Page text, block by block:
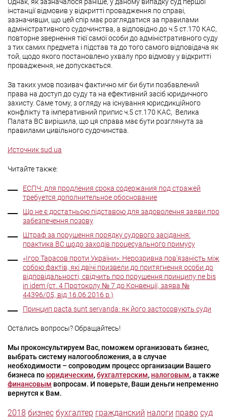
інстанції відмовив у відкритті провадження по справі,
зазначивши, що цей спір має розглядатися за правилами
адміністративного судочинства, а відповідно до ч.5 ст.170 КАС,
повторне звернення тієї самої особи до адміністративного суду
з тих самих предмета і підстав та до того самого відповідача як
той, щодо якого постановлено ухвалу про відмову у відкритті
провадження, не допускається.
За таких умов позивач фактично міг би бути позбавлений
права на доступ до суду та на ефективний засіб юридичного
захисту. Саме тому, з огляду на існування юрисдикційного
конфлікту та імперативний припис ч.5 ст.170 КАС, Велика
Палата ВС вирішила, що ця справа має бути розглянута за
правилами цивільного судочинства.
Источник sud.ua
Читайте также:
ЕСПЧ: для продления срока содержания под стражей
требуется дополнительное обоснование
Що не є достатньою підставою для задоволення заяви про
забезпечення позову
Штраф за порушення порядку судового засідання:
практика ВС щодо заходів процесуального примусу
«Ігор Тарасов проти України»: Нерозривна пов’язаність між
собою фактів, які двічі призвели до притягнення особи до
відповідальності, свідчить про порушення принципу ne bis
in idem (ст. 4 Протоколу № 7 до Конвенції, заява №
44396/05, від 16.06.2016 р.)
Принцип pacta sunt servanda: як його застосовують суди
Остались вопросы? Обращайтесь!
Мы проконсультируем Вас, поможем организовать бизнес,
выбрать систему налогообложения, а в случае
необходимости – сопроводим процесс организации Вашего
бизнеса по юридическим,бухгалтерским, налоговым, а также
финансовым вопросам. И поверьте, Ваши деньги непременно
вернутся к Вам.
2018 бизнес бухгалтер гражданский налоги право суд